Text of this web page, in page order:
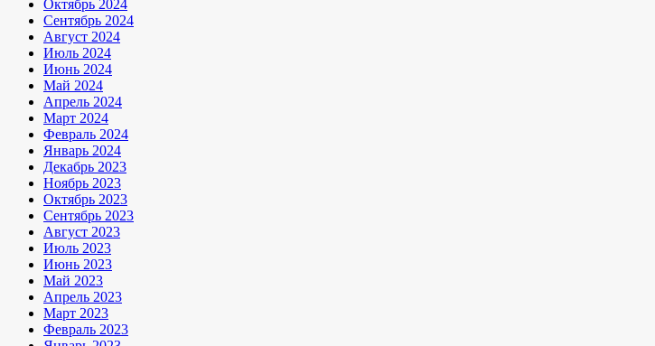
Октябрь 2024
Сентябрь 2024
Август 2024
Июль 2024
Июнь 2024
Май 2024
Апрель 2024
Март 2024
Февраль 2024
Январь 2024
Декабрь 2023
Ноябрь 2023
Октябрь 2023
Сентябрь 2023
Август 2023
Июль 2023
Июнь 2023
Май 2023
Апрель 2023
Март 2023
Февраль 2023